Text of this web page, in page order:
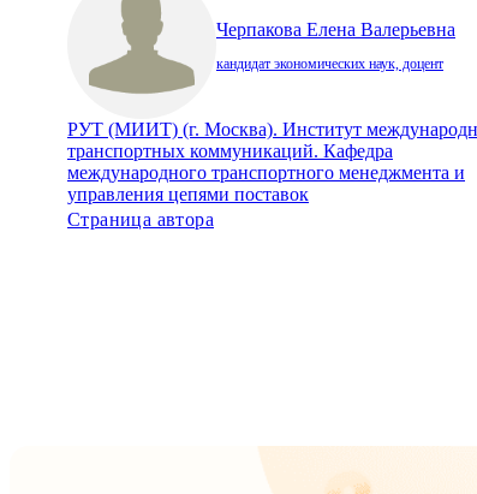
Черпакова Елена Валерьевна
кандидат экономических наук, доцент
РУТ (МИИТ) (г. Москва). Институт
транспортных коммуникаций. Кафедра
международного транспортного менеджмента и
управления цепями поставок
Страница автора